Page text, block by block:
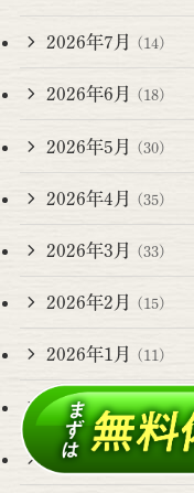
2026年7月 (14)
2026年6月 (18)
2026年5月 (30)
2026年4月 (35)
2026年3月 (33)
2026年2月 (15)
2026年1月 (11)
2025年12月(9)
2025年11月